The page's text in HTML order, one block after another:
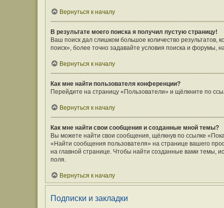
Вернуться к началу
В результате моего поиска я получил пустую страницу!
Ваш поиск дал слишком большое количество результатов,
поиск», более точно задавайте условия поиска и форумы,
Вернуться к началу
Как мне найти пользователя конференции?
Перейдите на страницу «Пользователи» и щёлкните по
Вернуться к началу
Как мне найти свои сообщения и созданные мной темы?
Вы можете найти свои сообщения, щёлкнув по ссылке
«Найти сообщения пользователя» на странице вашего
на главной странице. Чтобы найти созданные вами темы,
поля.
Вернуться к началу
Подписки и закладки